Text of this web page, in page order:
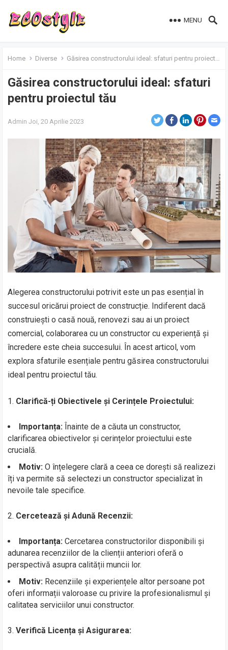
MENU
Home Diverse Găsirea constructorului ideal: sfaturi pentru proiectul tău
Găsirea constructorului ideal: sfaturi
pentru proiectul tău
Admin Joi, 20 Aprilie 2023
Alegerea constructorului potrivit este un pas esențial în
succesul oricărui proiect de construcție. Indiferent dacă
construiești o casă nouă, renovezi sau ai un proiect
comercial, colaborarea cu un constructor cu experiență și
încredere este cheia succesului. În acest articol, vom
explora sfaturile esențiale pentru găsirea constructorului
ideal pentru proiectul tău.
1. Clarifică-ți Obiectivele și Cerințele Proiectului:
Importanța: Înainte de a căuta un constructor,
clarificarea obiectivelor și cerințelor proiectului este
crucială.
Motiv: O înțelegere clară a ceea ce dorești să realizezi
îți va permite să selectezi un constructor specializat în
nevoile tale specifice.
2. Cercetează și Adună Recenzii:
Importanța: Cercetarea constructorilor disponibili și
adunarea recenziilor de la clienții anteriori oferă o
perspectivă asupra calității muncii lor.
Motiv: Recenziile și experiențele altor persoane pot
oferi informații valoroase cu privire la profesionalismul și
calitatea serviciilor unui constructor.
3.Verifică Licența și Asigurarea: